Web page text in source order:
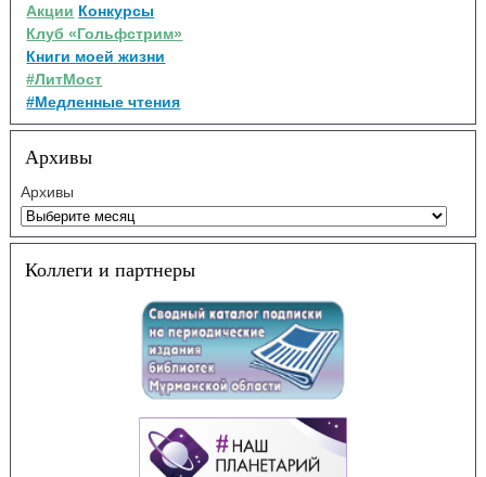
Акции Конкурсы
Клуб «Гольфстрим»
Книги моей жизни
#ЛитМост
#Медленные чтения
Архивы
Архивы
Коллеги и партнеры